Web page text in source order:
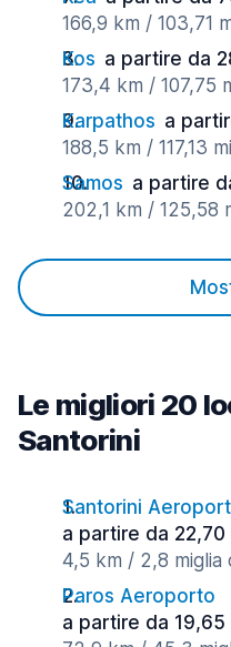
166,9 km / 103,71
Kos a partire da
173,4 km / 107,75
Karpathos a
188,5 km / 117,13
Samos a partire
202,1 km / 125,58
Le migliori 20
Santorini
Santorini
a partire da
4,5 km / 2,8 miglia
Paros Aeroporto
a partire da